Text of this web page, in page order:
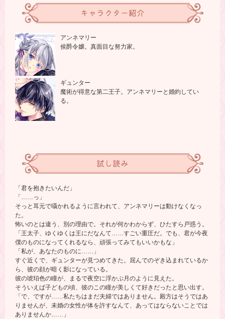
キャラクター紹介
アンネマリー
侯爵令嬢。真面目な努力家。
ギュンター
魔術が得意な第二王子。アンネマリーと婚約してい
る。
試し読み
「君を抱きたいんだ」
「……っ」
そっと耳元で囁かれるように言われて、アンネマリーは動けなくなっ
た。
怖いのとは違う、別の理由で。それが何かわからず、ひたすら戸惑う。
「王太子、ゆくゆくは王にだなんて……すごい重圧だ。でも、君が今夜
僕のものになってくれるなら、頑張ってみてもいいかもな」
「私が、あなたのものに……」
すぐ近くで、ギュンターが見つめてきた。屈んでのぞき込まれているか
ら、彼の顔が暗く影になっている。
彼の琥珀色の瞳が、まるで夜空に浮かぶ月のように見えた。
そういえば子どもの頃、彼のこの瞳が美しくて好きだったと思い出す。
「で、ですが……私たちはまだ夫婦ではありません。殿方はそうではあ
りませんが、未婚の女性が体を許すなんて、あってはならないことでは
ありませんか……」